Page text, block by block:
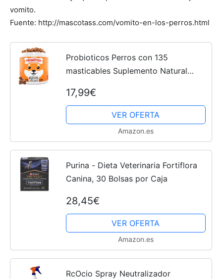
vomito.
Fuente: http://mascotass.com/vomito-en-los-perros.html
Probioticos Perros con 135
masticables Suplemento Natural
Intestinal
17,99€
VER OFERTA
Amazon.es
Purina - Dieta Veterinaria Fortiflora
Canina, 30 Bolsas por Caja
28,45€
VER OFERTA
Amazon.es
RcOcio Spray Neutralizador